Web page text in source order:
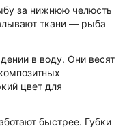
за нижнюю челюсть
ткани — рыба
в воду. Они весят
цвет для
быстрее. Губки